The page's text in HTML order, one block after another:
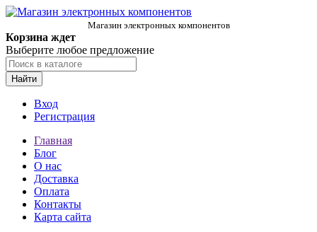
Магазин электронных компонентов
Корзина ждет
Выберите любое предложение
Найти
Вход
Регистрация
Главная
Блог
О нас
Доставка
Оплата
Контакты
Карта сайта